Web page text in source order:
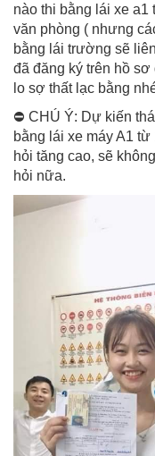
nào thi bằng lái xe
văn phòng ( nhưng
bằng lái trường sẽ
đã đăng ký trên hồ
lo sợ thất lạc bằng
⛔ CHÚ Ý: Dự kiến
bằng lái xe máy A1
hỏi tăng cao, sẽ
hỏi nữa.